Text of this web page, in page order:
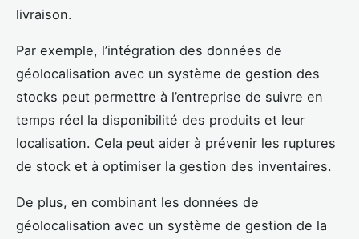
livraison.
Par exemple, l’intégration des données de
géolocalisation avec un système de gestion des
stocks peut permettre à l’entreprise de suivre en
temps réel la disponibilité des produits et leur
localisation. Cela peut aider à prévenir les ruptures
de stock et à optimiser la gestion des inventaires.
De plus, en combinant les données de
géolocalisation avec un système de gestion de la